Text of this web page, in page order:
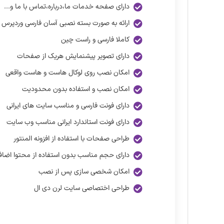
دارای صفحه خدمات ما،درباره،تماس با ما و...
ارائه به صورت بسته نصبی آسان فارسی وردپرس
کاملا فارسی و راست چین
دارای تصویر پیشنمایش هریک از صفحات
امکان نصب روی لوکال هاست و هاست واقعی
امکان نصب و استفاده بدون محدودیت
دارای فونت فارسی و مناسب سایت های ایرانی
دارای فونت استاندارد ایرانی مناسب وب سایت
طراحی صفحات با استفاده از افزونه المنتور
دارای حجم مناسب بدون استفاده از محتوا
امکان شخصی سازی پس از نصب
طراحی اختصاصی سایت لرن دی ال